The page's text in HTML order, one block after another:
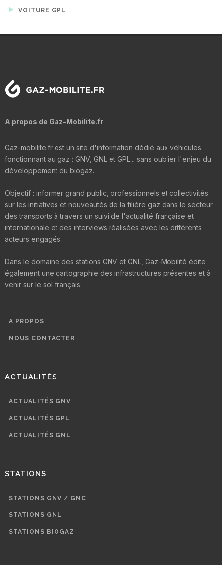
VOITURE GPL
A propos de Gaz-Mobilite.fr
Gaz-mobilite.fr est un site d'information dédié aux véhicules
fonctionnant au gaz : GNV, GNL et GPL... sans oublier l'enjeu du
développement du biogaz.
Objectif : informer grand public, professionnels et collectivités
sur les initiatives et nouveautés de la filière gaz dans le secteur
des transports à travers un suivi de l'actualité française et
internationale et des interviews réalisées avec les différents
acteurs engagés.
Dans le domaine des stations GNV et GNL, Gaz-Mobilité édite
également une cartographie des infrastructures présentes et à
venir sur le sol français.
A PROPOS
NOUS CONTACTER
ACTUALITÉS
ACTUALITÉS GNV
ACTUALITÉS GPL
ACTUALITÉS GNL
STATIONS
STATIONS GNV / GNC
STATIONS GNL
STATIONS BIOGAZ